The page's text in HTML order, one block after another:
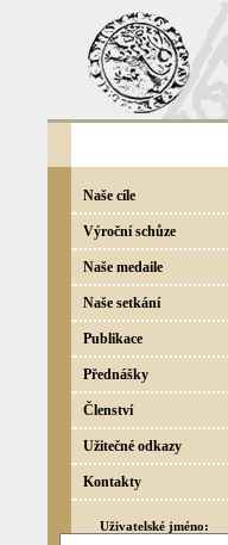
Naše cíle
Výroční schůze
Naše medaile
Naše setkání
Publikace
Přednášky
Členství
Užitečné odkazy
Kontakty
Uživatelské jméno: